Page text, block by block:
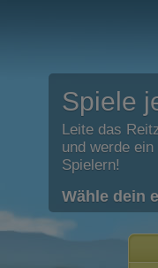
Spiele
Leite das
und werde
Spielern!
Wähle dein